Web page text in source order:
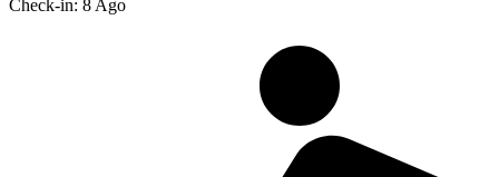
Check-in: 8 Ago